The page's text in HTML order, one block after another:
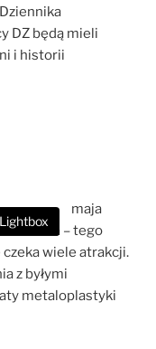
DZ będą mieli
i historii
maja
Hutnika – tego
wiele atrakcji.
z byłymi
metaloplastyki